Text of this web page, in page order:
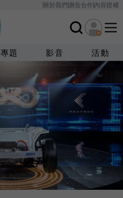
關於我們廣告合作內容授權
專題 影音 活動